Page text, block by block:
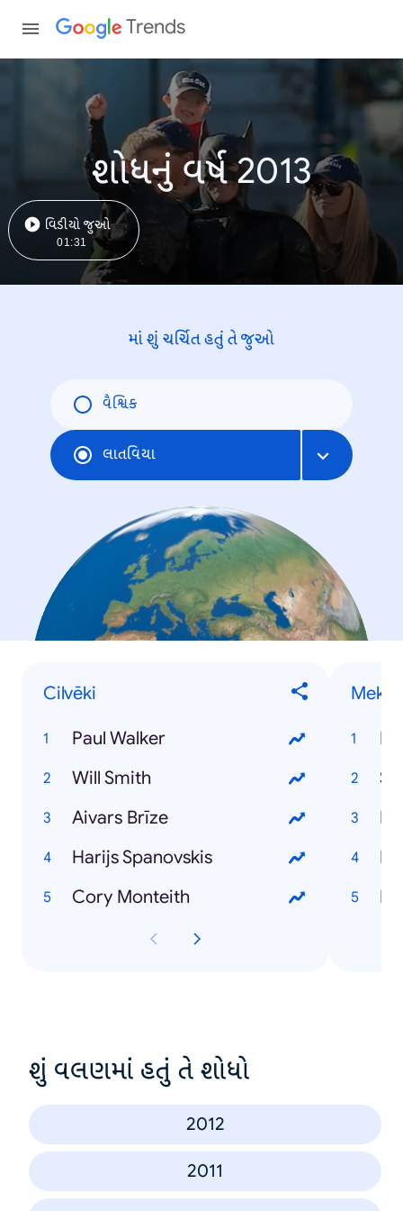
Trends
શોધનું વર્ષ 2013
વિડીયો જુઓ
01:31
માં શું ચર્ચિત હતું તે જુઓ
વૈશ્વિક
લાતવિયા
Cilvēki
Paul Walker
Will Smith
Aivars Brīze
Harijs Spanovskis
Cory Monteith
શું વલણમાં હતું તે શોધો
2012
2011